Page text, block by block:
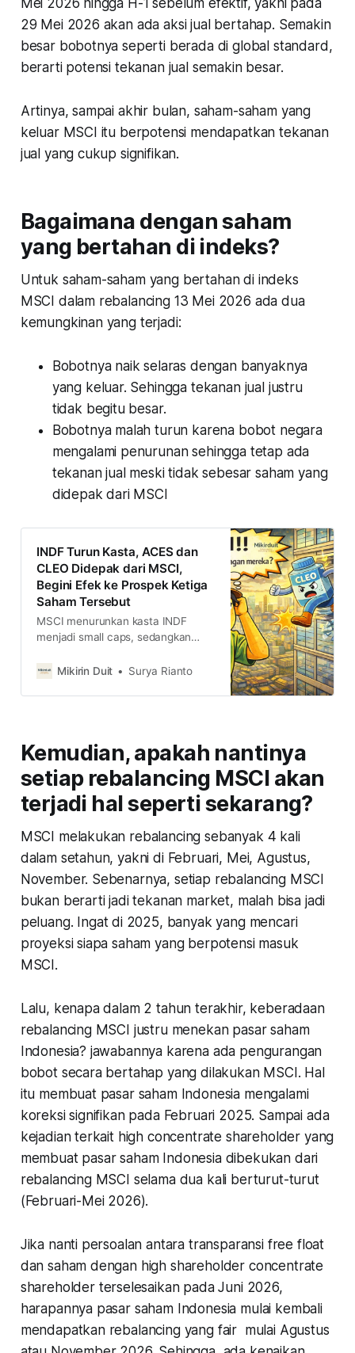
29 Mei 2026 akan ada aksi jual bertahap. Semakin
besar bobotnya seperti berada di global standard,
berarti potensi tekanan jual semakin besar.
Artinya, sampai akhir bulan, saham-saham yang
keluar MSCI itu berpotensi mendapatkan tekanan
jual yang cukup signifikan.
Bagaimana dengan saham
yang bertahan di indeks?
Untuk saham-saham yang bertahan di indeks
MSCI dalam rebalancing 13 Mei 2026 ada dua
kemungkinan yang terjadi:
Bobotnya naik selaras dengan banyaknya
yang keluar. Sehingga tekanan jual justru
tidak begitu besar.
Bobotnya malah turun karena bobot negara
mengalami penurunan sehingga tetap ada
tekanan jual meski tidak sebesar saham yang
didepak dari MSCI
INDF Turun Kasta, ACES dan
CLEO Didepak dari MSCI,
Begini Efek ke Prospek Ketiga
Saham Tersebut
MSCI menurunkan kasta INDF
menjadi small caps, sedangkan
indeks. Lalu, apa efeknya terhadap
kami jelaskan secara teknis di sini
Mikirin Duit Surya Rianto
Kemudian, apakah nantinya
setiap rebalancing MSCI akan
terjadi hal seperti sekarang?
MSCI melakukan rebalancing sebanyak 4 kali
dalam setahun, yakni di Februari, Mei, Agustus,
November. Sebenarnya, setiap rebalancing MSCI
bukan berarti jadi tekanan market, malah bisa jadi
peluang. Ingat di 2025, banyak yang mencari
proyeksi siapa saham yang berpotensi masuk
MSCI.
Lalu, kenapa dalam 2 tahun terakhir, keberadaan
rebalancing MSCI justru menekan pasar saham
Indonesia? jawabannya karena ada pengurangan
bobot secara bertahap yang dilakukan MSCI. Hal
itu membuat pasar saham Indonesia mengalami
koreksi signifikan pada Februari 2025. Sampai ada
kejadian terkait high concentrate shareholder yang
membuat pasar saham Indonesia dibekukan dari
rebalancing MSCI selama dua kali berturut-turut
(Februari-Mei 2026).
Jika nanti persoalan antara transparansi free float
dan saham dengan high shareholder concentrate
shareholderterselesaikan pada Juni 2026,
harapannya pasar saham Indonesia mulai kembali
mendapatkan rebalancing yang fair mulai Agustus